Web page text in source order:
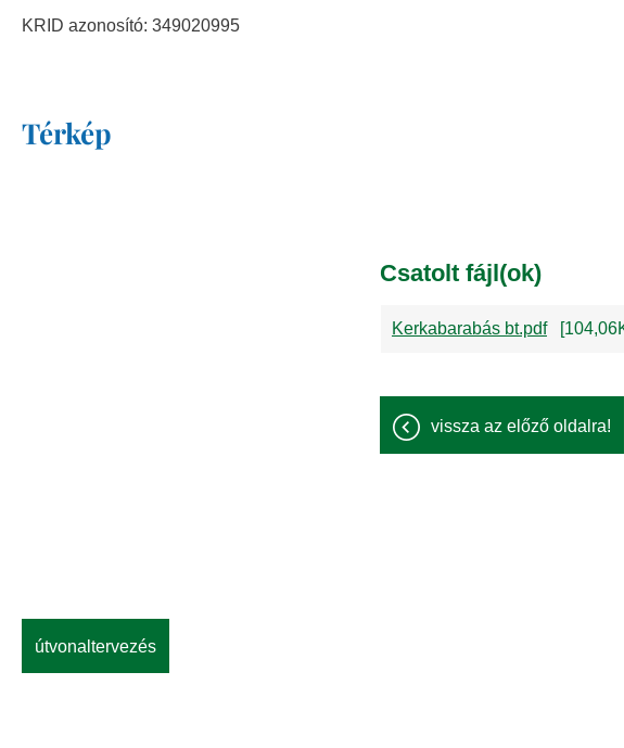
KRID azonosító: 349020995
Térkép
útvonaltervezés
Csatolt fájl(ok)
Kerkabarabás bt.pdf
vissza az előző oldalra!